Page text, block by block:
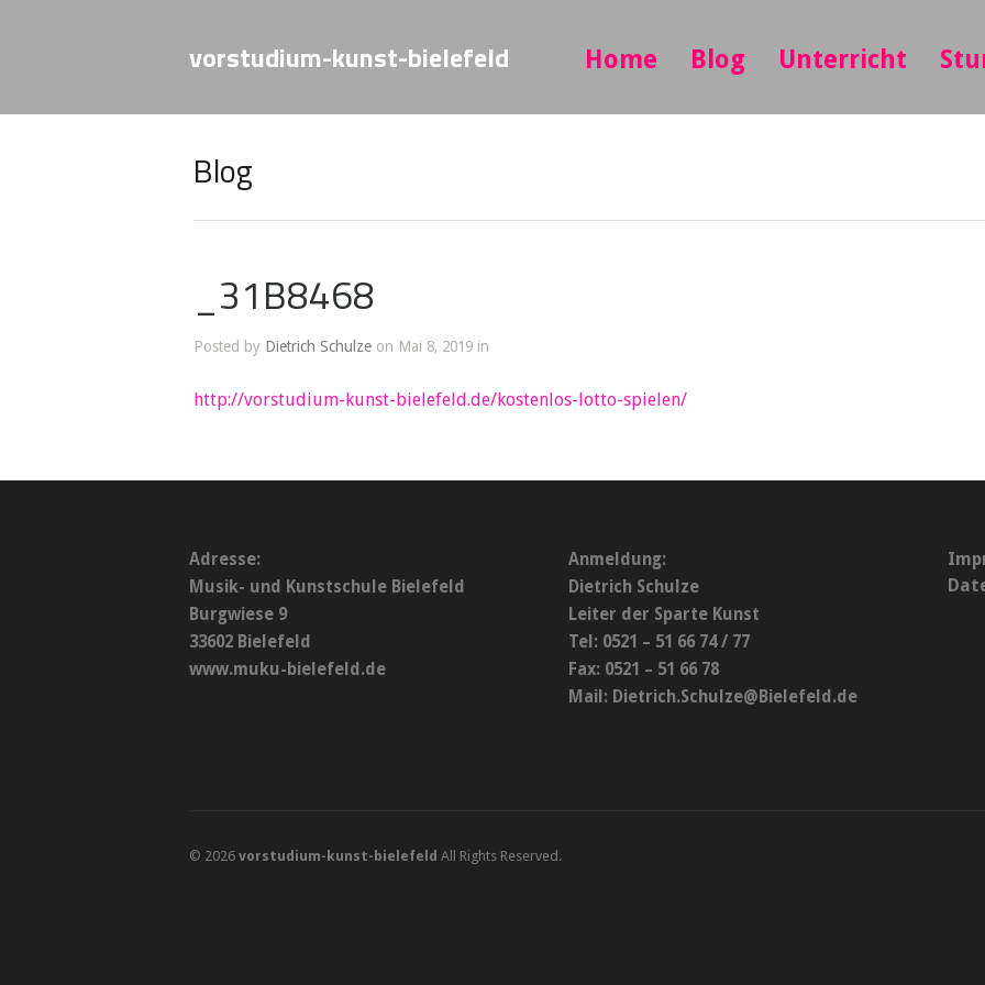
vorstudium-kunst-bielefeld Home Blog Unterricht
Blog
_31B8468
Posted by Dietrich Schulze on Mai 8, 2019 in
http://vorstudium-kunst-bielefeld.de/kostenlos-lotto-spielen/
Adresse:
Musik- und Kunstschule Bielefeld
Burgwiese 9
33602 Bielefeld
www.muku-bielefeld.de
Anmeldung:
Dietrich Schulze
Leiter der Sparte Kunst
Tel: 0521 – 51 66 74 / 77
Fax: 0521 – 51 66 78
Mail: Dietrich.Schulze@Bielefeld.de
© 2026 vorstudium-kunst-bielefeld All Rights Reserved.